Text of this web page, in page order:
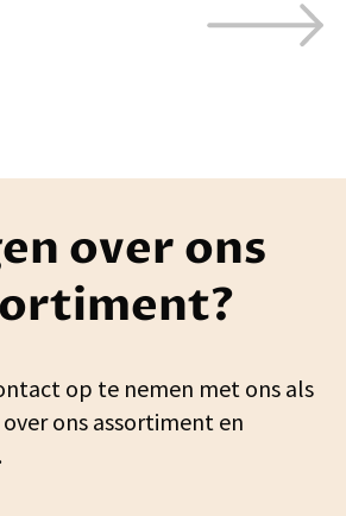
over ons
op te nemen met ons als
ons assortiment en